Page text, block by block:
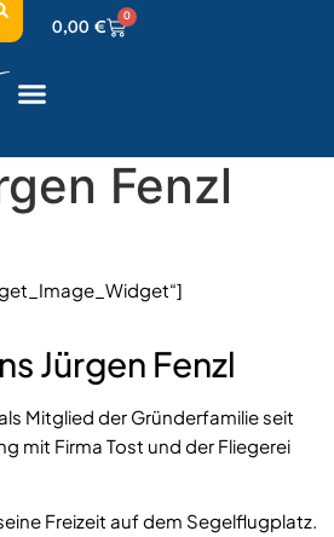
0,00 €
0
Fenzl
Jürgen Fenzl
Mitglied der Gründerfamilie seit
mit Firma Tost und der Fliegerei
Freizeit auf dem Segelflugplatz.